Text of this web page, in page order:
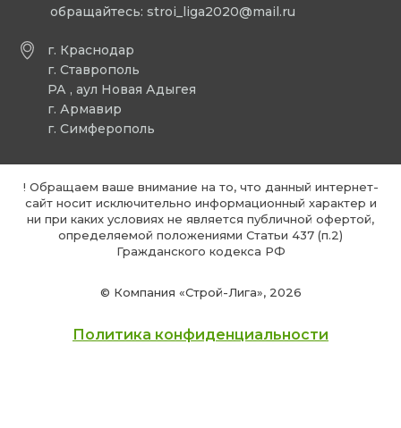
г. Краснодар
г. Ставрополь
РА , аул Новая Адыгея
г. Армавир
г. Симферополь
обращайтесь: stroi_liga2020@mail.ru
© Компания «Строй-Лига», 2026
! Обращаем ваше внимание на то, что данный интернет-
сайт носит исключительно информационный характер и
ни при каких условиях не является публичной офертой,
определяемой положениями Статьи 437 (п.2)
Гражданского кодекса РФ
Политика конфиденциальности